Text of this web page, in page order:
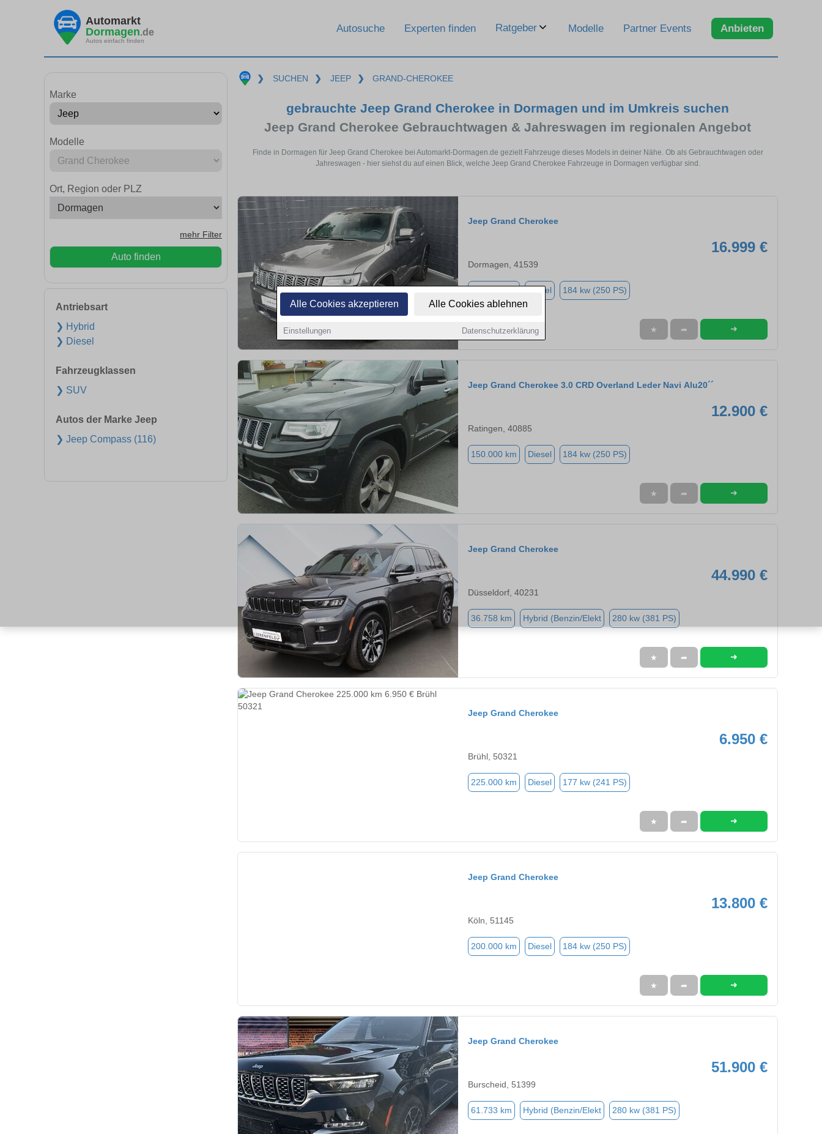
Alle Cookies akzeptieren Alle Cookies ablehnen
Einstellungen Datenschutzerklärung
Automarkt
Dormagen.de
Autos einfach finden
Autosuche Experten finden Ratgeber Modelle Partner Events Anbieten
Marke
Modelle
Ort, Region oder PLZ
mehr Filter
Auto finden
Antriebsart
❯ Hybrid
❯ Diesel
Fahrzeugklassen
❯ SUV
Autos der Marke Jeep
❯ Jeep Compass (116)
❯ SUCHEN ❯ JEEP ❯ GRAND-CHEROKEE
gebrauchte Jeep Grand Cherokee in Dormagen und im Umkreis suchen
Jeep Grand Cherokee Gebrauchtwagen & Jahreswagen im regionalen Angebot
Finde in Dormagen für Jeep Grand Cherokee bei Automarkt-Dormagen.de gezielt Fahrzeuge dieses Models in deiner Nähe. Ob als Gebrauchtwagen oder
Jahreswagen - hier siehst du auf einen Blick, welche Jeep Grand Cherokee Fahrzeuge in Dormagen verfügbar sind.
Jeep Grand Cherokee
16.999 €
Dormagen, 41539
Diesel 184 kw (250 PS)
★ ➦ ➜
Jeep Grand Cherokee 3.0 CRD Overland Leder Navi Alu20´´
12.900 €
Ratingen, 40885
150.000 km Diesel 184 kw (250 PS)
★ ➦ ➜
Jeep Grand Cherokee
44.990 €
Düsseldorf, 40231
36.758 km Hybrid (Benzin/Elekt 280 kw (381 PS)
★ ➦ ➜
Jeep Grand Cherokee
6.950 €
Brühl, 50321
225.000 km Diesel 177 kw (241 PS)
★ ➦ ➜
Jeep Grand Cherokee
13.800 €
Köln, 51145
200.000 km Diesel 184 kw (250 PS)
★ ➦ ➜
Jeep Grand Cherokee
51.900 €
Burscheid, 51399
61.733 km Hybrid (Benzin/Elekt 280 kw (381 PS)